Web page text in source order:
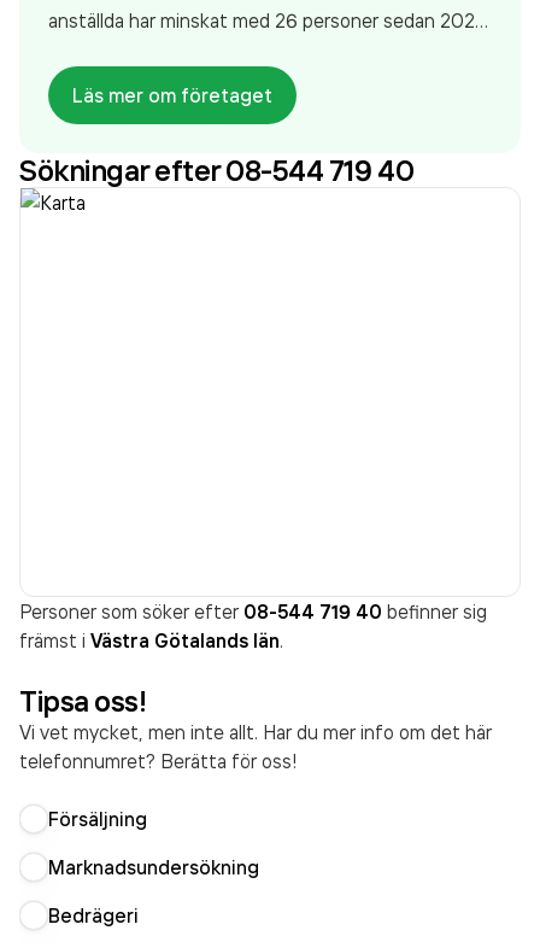
anställda har minskat med 26 personer sedan 2024
är ett aktiebolag som varit aktivt sedan 1972. Selga
omsatte 6 269 285 000,00 kr
räkenskapsåret (2025).
Läs mer om företaget
Sökningar efter 08-544 719 40
Personer som söker efter 08-544 719 40 befinner sig
främst i Västra Götalands län.
Tipsa oss!
Vi vet mycket, men inte allt. Har du mer info om det här
telefonnumret? Berätta för oss!
Försäljning
Marknadsundersökning
Bedrägeri